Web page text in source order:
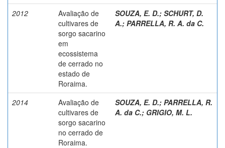
2012
Avaliação de
cultivares de
sorgo sacarino
em
ecossistema
de cerrado no
estado de
Roraima.
SOUZA, E. D.; SCHURT, D.
A.; PARRELLA, R. A. da C.
2014
Avaliação de
cultivares de
sorgo sacarino
no cerrado de
Roraima.
SOUZA, E. D.; PARRELLA, R.
A. da C.; GRIGIO, M. L.